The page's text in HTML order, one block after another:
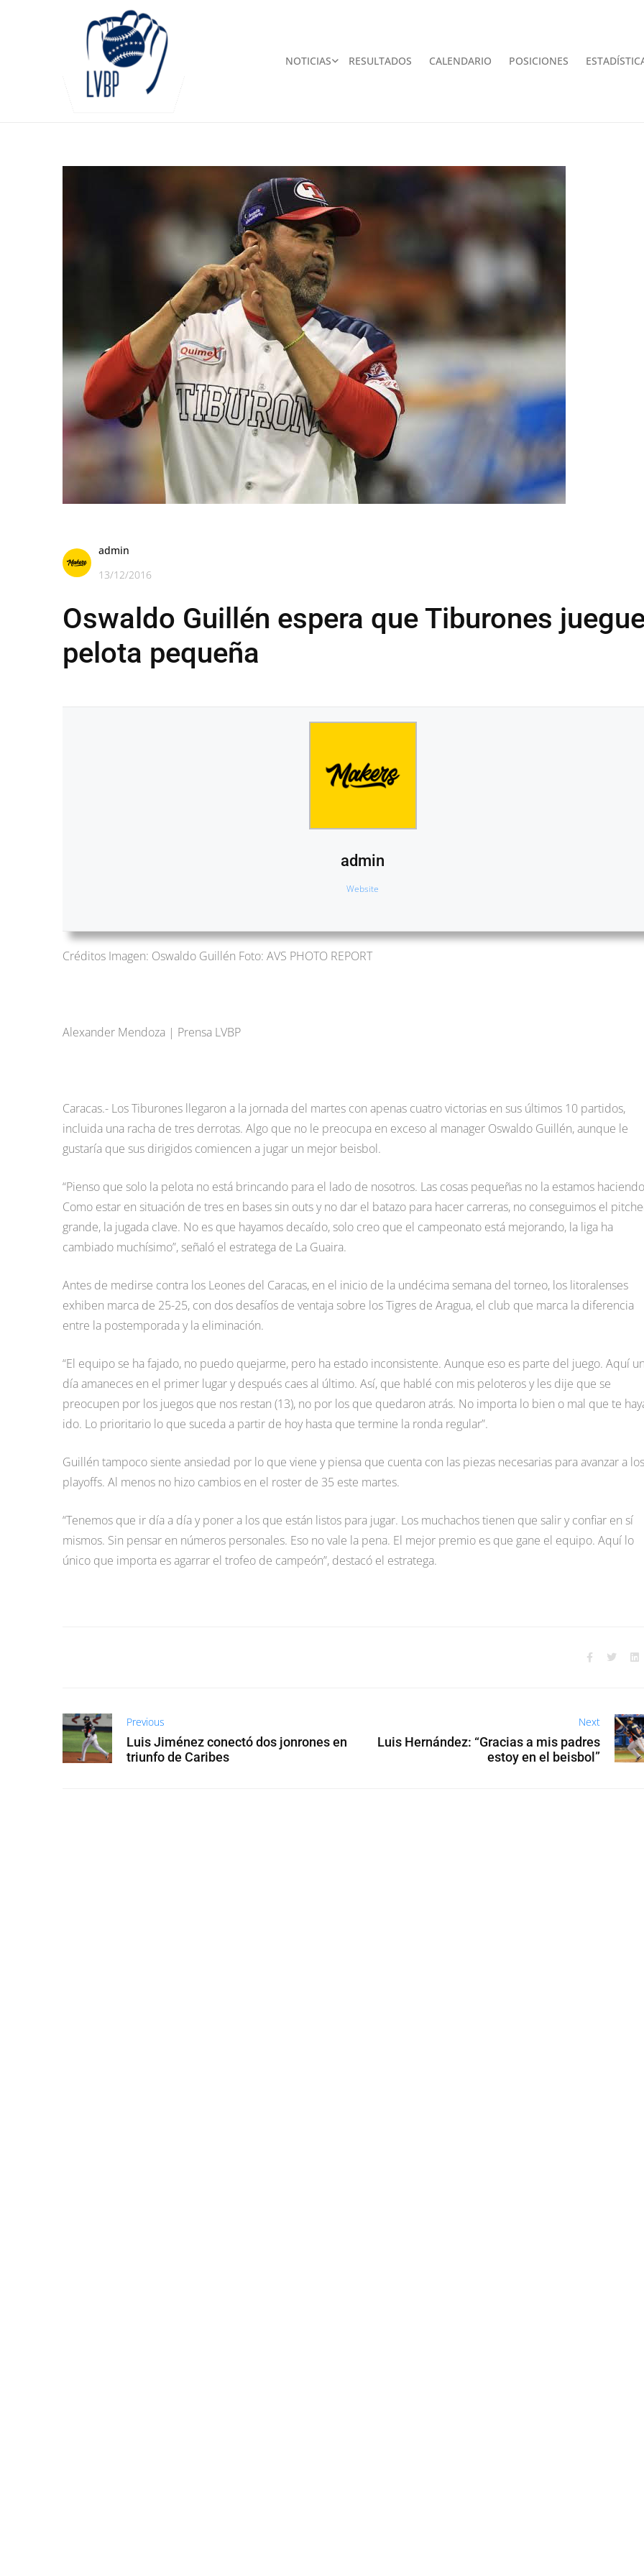
NOTICIAS RESULTADOS CALENDARIO POSICIONES
admin
13/12/2016
Oswaldo Guillén espera que Tiburones
pelota pequeña
admin
Website
Créditos Imagen: Oswaldo Guillén Foto: AVS PHOTO REPORT
Alexander Mendoza | Prensa LVBP
Caracas.- Los Tiburones llegaron a la jornada del martes con apenas cuatro victorias en sus últimos 10 partidos,
incluida una racha de tres derrotas. Algo que no le preocupa en exceso al manager Oswaldo Guillén, aunque le
gustaría que sus dirigidos comiencen a jugar un mejor beisbol.
“Pienso que solo la pelota no está brincando para el lado de nosotros. Las cosas pequeñas no la estamos
Como estar en situación de tres en bases sin outs y no dar el batazo para hacer carreras, no conseguimos el
grande, la jugada clave. No es que hayamos decaído, solo creo que el campeonato está mejorando, la liga ha
cambiado muchísimo”, señaló el estratega de La Guaira.
Antes de medirse contra los Leones del Caracas, en el inicio de la undécima semana del torneo, los litoralenses
exhiben marca de 25-25, con dos desafíos de ventaja sobre los Tigres de Aragua, el club que marca la diferencia
entre la postemporada y la eliminación.
“El equipo se ha fajado, no puedo quejarme, pero ha estado inconsistente. Aunque eso es parte del juego. Aquí un
día amaneces en el primer lugar y después caes al último. Así, que hablé con mis peloteros y les dije que se
preocupen por los juegos que nos restan (13), no por los que quedaron atrás. No importa lo bien o mal que te
ido. Lo prioritario lo que suceda a partir de hoy hasta que termine la ronda regular”.
Guillén tampoco siente ansiedad por lo que viene y piensa que cuenta con las piezas necesarias para avanzar a los
playoffs. Al menos no hizo cambios en el roster de 35 este martes.
“Tenemos que ir día a día y poner a los que están listos para jugar. Los muchachos tienen que salir y confiar en sí
mismos. Sin pensar en números personales. Eso no vale la pena. El mejor premio es que gane el equipo. Aquí lo
único que importa es agarrar el trofeo de campeón”, destacó el estratega.
Previous
Luis Jiménez conectó dos jonrones en
triunfo de Caribes
Next
Luis Hernández: “Gracias a mis padres
estoy en el beisbol”